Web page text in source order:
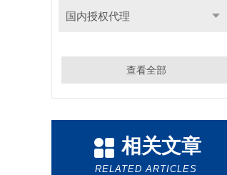
国内授权代理
查看全部
相关文章
RELATED ARTICLES